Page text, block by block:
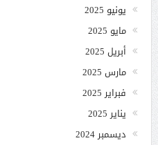
يونيو 2025
مايو 2025
أبريل 2025
مارس 2025
فبراير 2025
يناير 2025
ديسمبر 2024